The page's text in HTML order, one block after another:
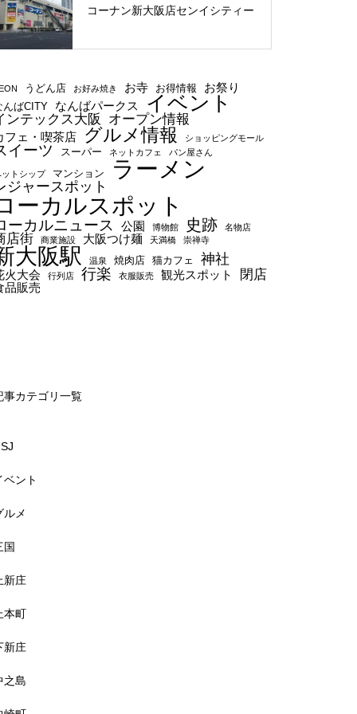
コーナン新大阪店センイシティー
うどん店 お好み焼き お寺 お得情報 お祭り
んばCITY なんばパークス イベント
ンテックス大阪 オープン情報
フェ・喫茶店 グルメ情報 ショッピングモール
イーツ スーパー ネットカフェ パン屋さん
ットシップ マンション ラーメン
ジャースポット
ーカルスポット
ーカルニュース 公園 博物館 史跡 名物店
店街 商業施設 大阪つけ麺 天満橋 崇禅寺
大阪駅 温泉 焼肉店 猫カフェ 神社
火大会 行列店 行楽 衣服販売 観光スポット 閉店
品販売
事カテゴリ一覧
ベント
ルメ
国
新庄
本町
新庄
之島